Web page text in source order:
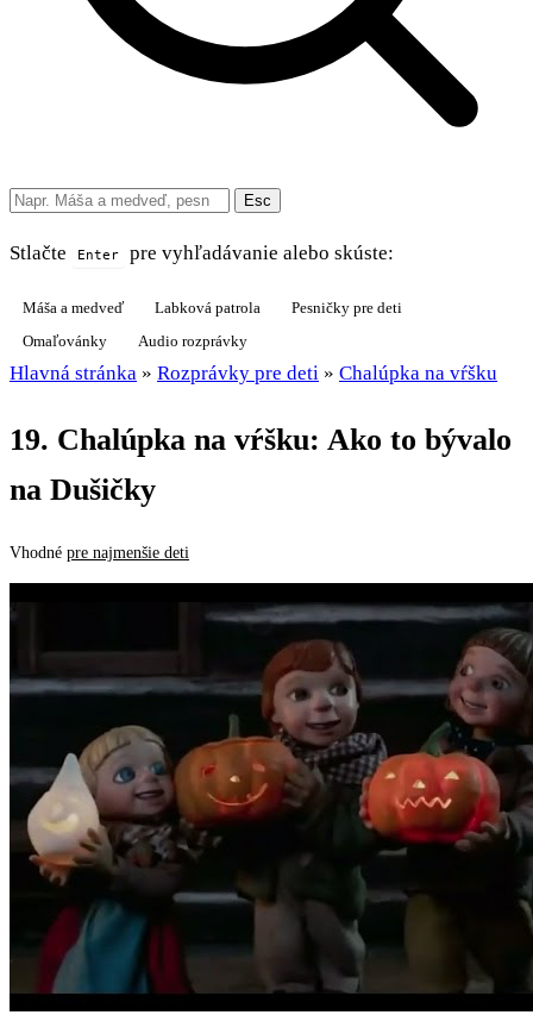
Esc
Stlačte Enter pre vyhľadávanie alebo skúste:
Máša a medveď Labková patrola
Pesničky pre deti
Omaľovánky
Audio rozprávky
Hlavná stránka » Rozprávky pre deti » Chalúpka na vŕšku
19. Chalúpka na vŕšku: Ako to bývalo
na Dušičky
Vhodné pre najmenšie deti